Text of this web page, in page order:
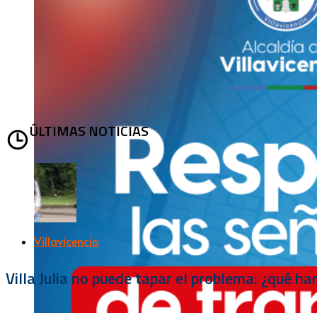
ÚLTIMAS NOTICIAS
Villavicencio
Villa Julia no puede tapar el problema: ¿qué